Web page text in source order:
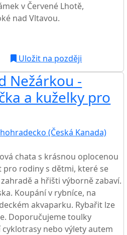
v Červené Lhotě,
nad Vltavou.
Uložit na později
Nežárkou -
a kuželky pro
(Česká Kanada)
chata s krásnou oplocenou
rodiny s dětmi, které se
a hřišti výborně zabaví.
Koupání v rybníce, na
akvaparku. Rybařit lze
Doporučujeme toulky
nebo výlety autem